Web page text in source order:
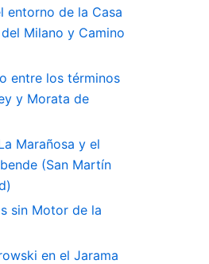
entorno de la Casa
Milano y Camino
entre los términos
y Morata de
Marañosa y el
(San Martín
sin Motor de la
en el Jarama